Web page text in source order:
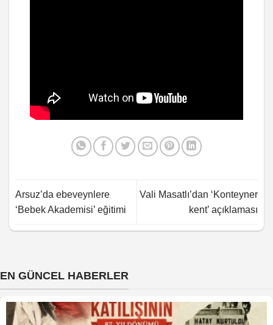
Arsuz’da ebeveynlere
‘Bebek Akademisi’ eğitimi
Vali Masatlı’dan ‘Konteyner
kent’ açıklaması
EN GÜNCEL HABERLER